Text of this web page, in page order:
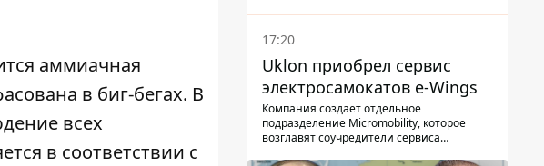
аммиачная
в биг-бегах. В
всех
в соответствии с
17:20
Uklon приобрел сервис
электросамокатов e-Wings
Компания создает отдельное
подразделение Micromobility, которое
возглавят соучредители сервиса